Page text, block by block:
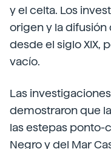
y el celta. Los
origen y la difusión
desde el siglo XIX,
vacío.
Las
demostraron que
las estepas ponto-
Negro y del Mar